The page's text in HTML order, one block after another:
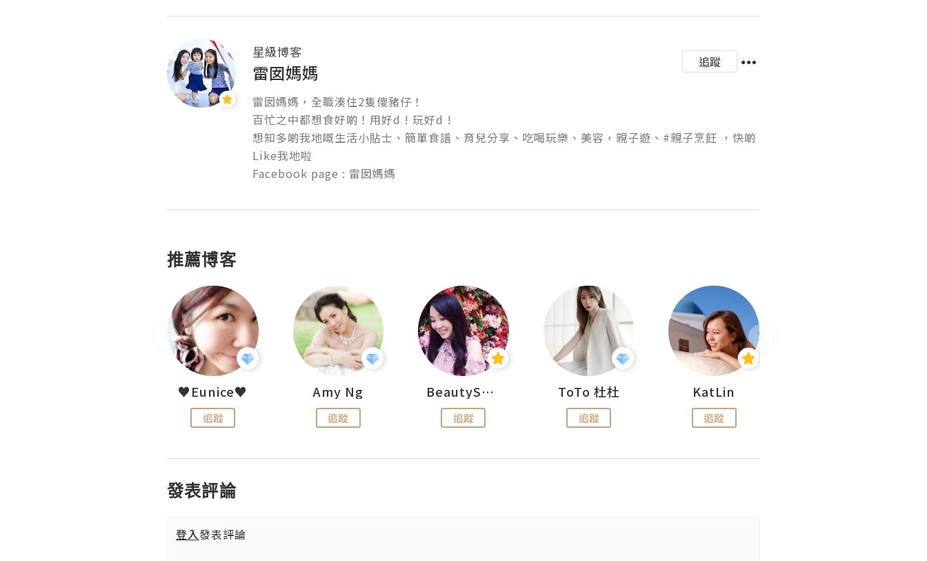
星級博客
雷囡媽媽 追蹤
雷囡媽媽，全職湊住2隻傻豬仔！
百忙之中都想食好啲！用好d ! 玩好d !
想知多啲我地嘅生活小貼士、簡單食譜、育兒分享、吃喝玩樂、美容，親子遊、#親子烹飪 ，快啲
Like我地啦
Facebook page : 雷囡媽媽
推薦博客
♥Eunice♥
追蹤
Amy Ng
追蹤
BeautySearch
追蹤
ToTo 杜杜
追蹤
KatLin
追蹤
發表評論
登入發表評論